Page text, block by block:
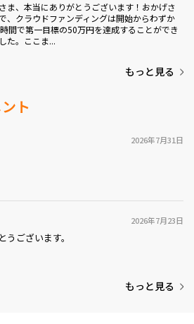
ま、本当にありがとうございます！おかげさ
、クラウドファンディングは開始からわずか
間で第一目標の50万円を達成することができ
た。ここま...
もっと見る
ト
2026年7月31日
2026年7月23日
ございます。
もっと見る